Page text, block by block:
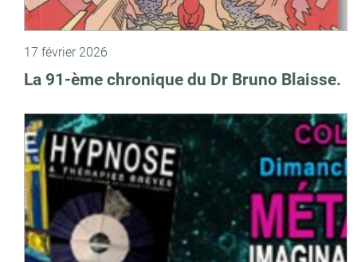
17 février 2026
La 91-ème chronique du Dr Bruno Blaisse.